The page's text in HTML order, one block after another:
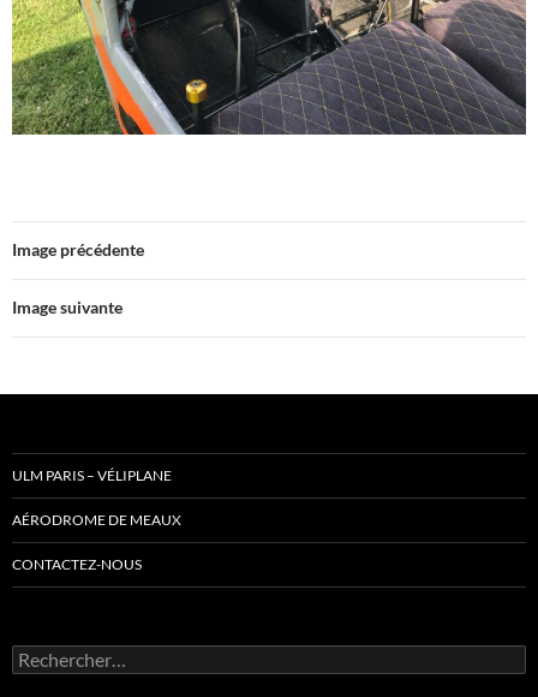
Image précédente
Image suivante
ULM PARIS – VÉLIPLANE
AÉRODROME DE MEAUX
CONTACTEZ-NOUS
Rechercher :